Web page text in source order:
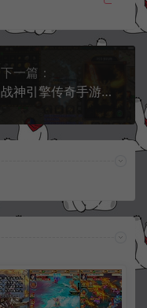
下一篇：
战神引擎传奇手游【1.80热血战神金币复古传奇】1月最新整理Win一键服务端+GM后台+安卓苹果双端+详细搭建教程